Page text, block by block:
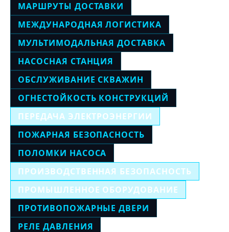
МАРШРУТЫ ДОСТАВКИ
МЕЖДУНАРОДНАЯ ЛОГИСТИКА
МУЛЬТИМОДАЛЬНАЯ ДОСТАВКА
НАСОСНАЯ СТАНЦИЯ
ОБСЛУЖИВАНИЕ СКВАЖИН
ОГНЕСТОЙКОСТЬ КОНСТРУКЦИЙ
ПЕРЕДАЧА ЭЛЕКТРОЭНЕРГИИ
ПОЖАРНАЯ БЕЗОПАСНОСТЬ
ПОЛОМКИ НАСОСА
ПРОИЗВОДСТВЕННАЯ БЕЗОПАСНОСТЬ
ПРОМЫШЛЕННОЕ ОБОРУДОВАНИЕ
ПРОТИВОПОЖАРНЫЕ ДВЕРИ
РЕЛЕ ДАВЛЕНИЯ